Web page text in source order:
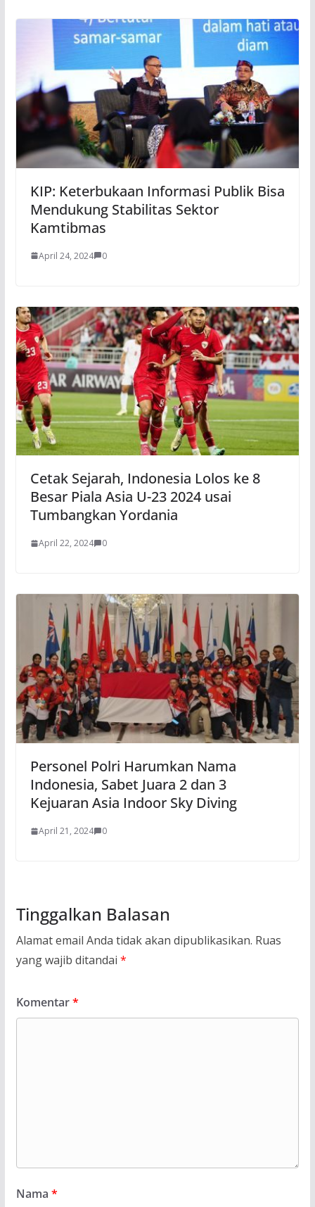
KIP: Keterbukaan Informasi Publik Bisa
Mendukung Stabilitas Sektor
Kamtibmas
April 24, 2024 0
Cetak Sejarah, Indonesia Lolos ke 8
Besar Piala Asia U-23 2024 usai
Tumbangkan Yordania
April 22, 2024 0
Personel Polri Harumkan Nama
Indonesia, Sabet Juara 2 dan 3
Kejuaran Asia Indoor Sky Diving
April 21, 2024 0
Tinggalkan Balasan
Alamat email Anda tidak akan dipublikasikan. Ruas
yang wajib ditandai *
Komentar*
Nama *